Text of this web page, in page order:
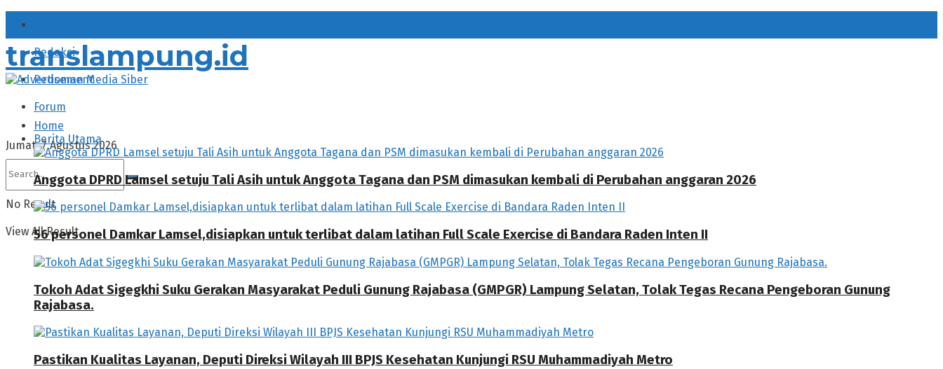
Redaksi
Pedoman Media Siber
Forum
Jumat, 7 Agustus 2026
No Result
View All Result
translampung.id
Home
Berita Utama
Anggota DPRD Lamsel setuju Tali Asih untuk Anggota Tagana dan PSM dimasukan kembali di Perubahan anggaran 2026
56 personel Damkar Lamsel,disiapkan untuk terlibat dalam latihan Full Scale Exercise di Bandara Raden Inten II
Tokoh Adat Sigegkhi Suku Gerakan Masyarakat Peduli Gunung Rajabasa (GMPGR) Lampung Selatan, Tolak Tegas Recana Pengeboran Gunung
Rajabasa.
Pastikan Kualitas Layanan, Deputi Direksi Wilayah III BPJS Kesehatan Kunjungi RSU Muhammadiyah Metro